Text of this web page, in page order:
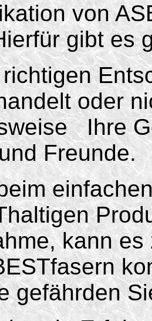
von
gibt es
oder
Ihre
Freunde.
kann
gefährden